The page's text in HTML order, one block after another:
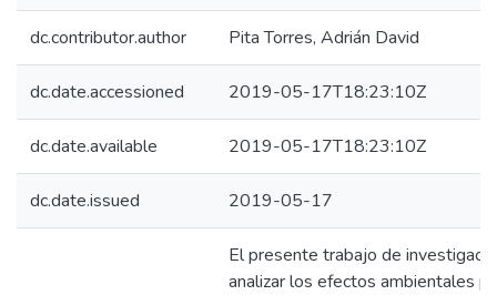
dc.contributor.author Pita Torres, Adrián David
dc.date.accessioned 2019-05-17T18:23:10Z
dc.date.available 2019-05-17T18:23:10Z
dc.date.issued 2019-05-17
El presente trabajo de
analizar los efectos ambientales